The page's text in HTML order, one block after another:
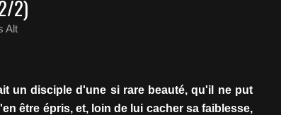
2)
Alt
un disciple d'une si rare beauté, qu'il ne put
être épris, et, loin de lui cacher sa faiblesse,